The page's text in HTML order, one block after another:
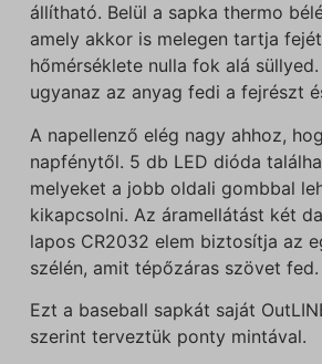
állítható. Belül a sapka thermo
amely akkor is melegen tartja
hőmérséklete nulla fok alá süllyed.
ugyanaz az anyag fedi a fejrészt
A napellenző elég nagy ahhoz,
napfénytől. 5 db LED dióda
melyeket a jobb oldali gombbal
kikapcsolni. Az áramellátást két
lapos CR2032 elem biztosítja az
szélén, amit tépőzáras szövet fed.
Ezt a baseball sapkát saját
szerint terveztük ponty mintával.